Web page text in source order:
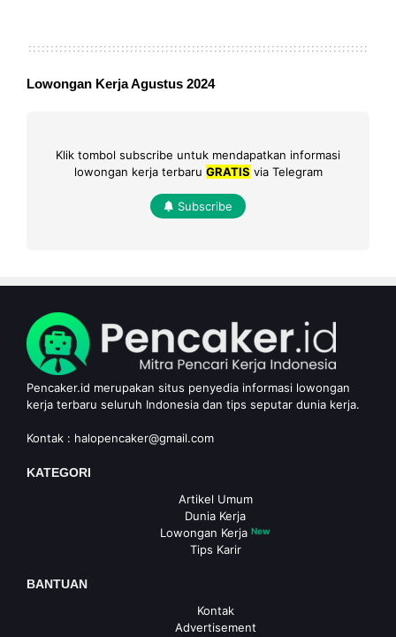
Lowongan Kerja Agustus 2024
Klik tombol subscribe untuk mendapatkan informasi
lowongan kerja terbaru GRATIS via Telegram
Subscribe
Pencaker.id merupakan situs penyedia informasi lowongan
kerja terbaru seluruh Indonesia dan tips seputar dunia kerja.
Kontak : halopencaker@gmail.com
KATEGORI
Artikel Umum
Dunia Kerja
Lowongan Kerja New
Tips Karir
BANTUAN
Kontak
Advertisement